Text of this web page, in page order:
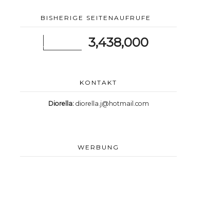
BISHERIGE SEITENAUFRUFE
3,438,000
KONTAKT
Diorella: diorella.j@hotmail.com
WERBUNG